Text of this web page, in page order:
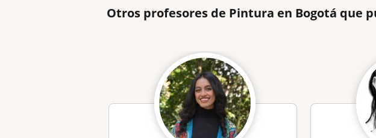
Otros profesores de Pintura en Bogotá que